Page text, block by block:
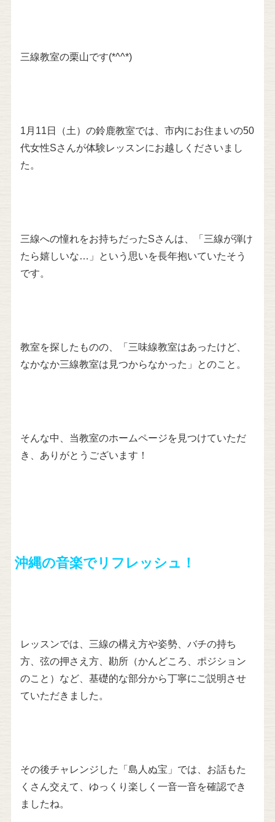
三線教室の栗山です(*^^*)
1月11日（土）の鈴鹿教室では、市内にお住まいの50
代女性Sさんが体験レッスンにお越しくださいまし
た。
三線への憧れをお持ちだったSさんは、「三線が弾け
たら嬉しいな…」という思いを長年抱いていたそう
です。
教室を探したものの、「三味線教室はあったけど、
なかなか三線教室は見つからなかった」とのこと。
そんな中、当教室のホームページを見つけていただ
き、ありがとうございます！
沖縄の音楽でリフレッシュ！
レッスンでは、三線の構え方や姿勢、バチの持ち
方、弦の押さえ方、勘所（かんどころ、ポジション
のこと）など、基礎的な部分から丁寧にご説明させ
ていただきました。
その後チャレンジした「島人ぬ宝」では、お話もた
くさん交えて、ゆっくり楽しく一音一音を確認でき
ましたね。